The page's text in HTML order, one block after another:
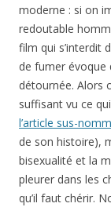
moderne : si on
redoutable
film qui s’interdit
de fumer évoque
détournée. Alors
suffisant vu ce
l’article sus-
de son histoire),
bisexualité et la
pleurer dans les
qu’il faut chérir.